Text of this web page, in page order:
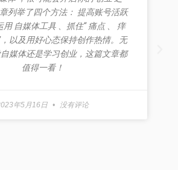
列举了四个方法： 提高账号活跃
用 自媒体工具 、抓住“ 痛点 、 痒
，以及用好心态保持创作热情。无
媒体还是学习创业，这篇文章都
值得一看！
年5月16日 没有评论